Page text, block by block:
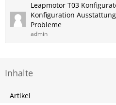
Leapmotor T03
Konfiguration
Probleme
admin
Inhalte
Artikel